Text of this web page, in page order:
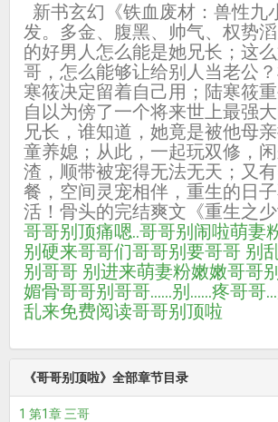
新书玄幻《铁血废材：兽性九
发。多金、腹黑、帅气、权势
的好男人怎么能是她兄长；这
哥，怎么能够让给别人当老公
寒筱决定留着自己用；陆寒筱重
自以为傍了一个将来世上最强
兄长，谁知道，她竟是被他母
童养媳；从此，一起玩双修，
渣，顺带被宠得无法无天；又
餐，空间灵宠相伴，重生的日
活！骨头的完结爽文《重生之少
哥哥别顶痛嗯..哥哥别闹啦萌妻
别硬来哥哥们哥哥别要哥哥 别
别 哥哥 别进来萌妻粉嫩嫩哥哥
媚骨哥哥别 哥哥……别……疼哥哥
乱来免费阅读哥哥别顶啦
《哥哥别顶啦》全部章节目录
1 第1章 三哥